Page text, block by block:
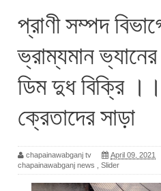
প্রাণী সম্পদ
ভ্রাম্যমান
ডিম দুধ বিক্রি
ক্রেতাদের সাড়া
chapainawabganj tv April 09, 2021
chapainawabganj news
Slider